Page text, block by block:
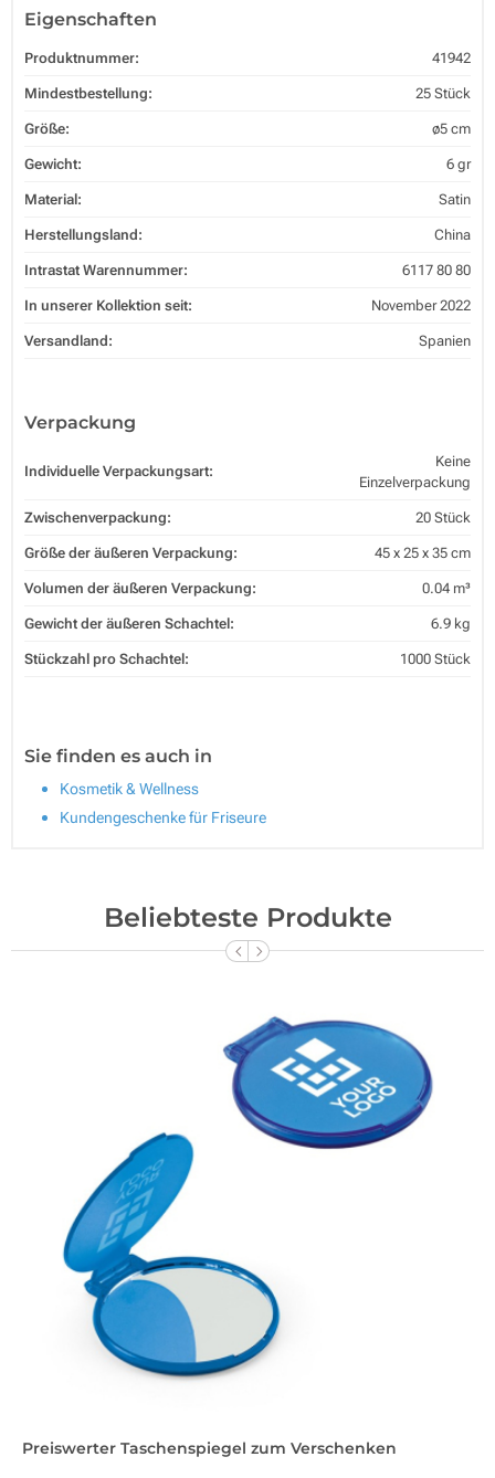
Eigenschaften
Produktnummer: 41942
Mindestbestellung: 25 Stück
Größe: ø5 cm
Gewicht: 6 gr
Material: Satin
Herstellungsland: China
Intrastat Warennummer: 6117 80 80
In unserer Kollektion seit: November 2022
Versandland: Spanien
Verpackung
Individuelle Verpackungsart:
Keine
Einzelverpackung
Zwischenverpackung: 20 Stück
Größe der äußeren Verpackung: 45 x 25 x 35 cm
Volumen der äußeren Verpackung: 0.04 m³
Gewicht der äußeren Schachtel: 6.9 kg
Stückzahl pro Schachtel: 1000 Stück
Sie finden es auch in
Kosmetik & Wellness
Kundengeschenke für Friseure
Beliebteste Produkte
Preiswerter Taschenspiegel zum Verschenken